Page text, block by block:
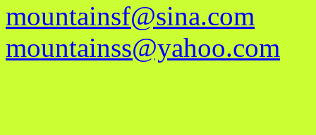
mountainsf@sina.com
mountainss@yahoo.com